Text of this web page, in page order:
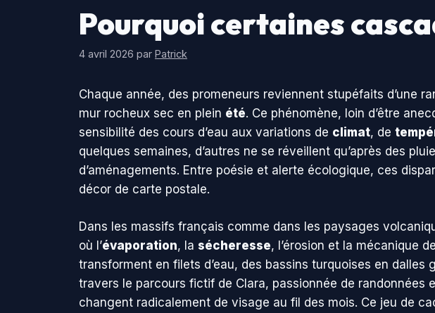
Pourquoi certaines
4 avril 2026 par Patrick
Chaque année, des promeneurs reviennent stupéfaits d’une
mur rocheux sec en plein été. Ce phénomène, loin d’être
sensibilité des cours d’eau aux variations de climat, de
quelques semaines, d’autres ne se réveillent qu’après des
d’aménagements. Entre poésie et alerte écologique, ces
décor de carte postale.
Dans les massifs français comme dans les paysages
où l’évaporation, la sécheresse, l’érosion et la mécanique
transforment en filets d’eau, des bassins turquoises en
travers le parcours fictif de Clara, passionnée de randonnées
changent radicalement de visage au fil des mois. Ce jeu de